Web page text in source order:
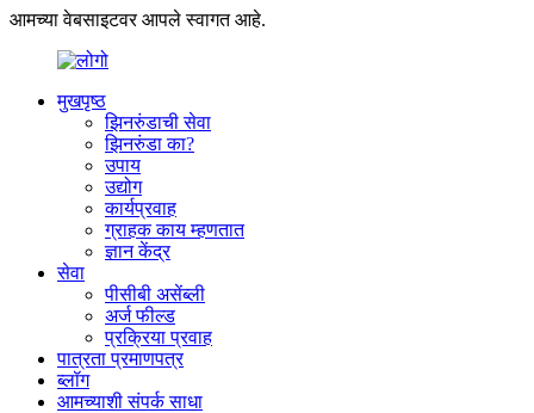
आमच्या वेबसाइटवर आपले स्वागत आहे.
मुखपृष्ठ
झिनरुंडाची सेवा
झिनरुंडा का?
उपाय
उद्योग
कार्यप्रवाह
ग्राहक काय म्हणतात
ज्ञान केंद्र
सेवा
पीसीबी असेंब्ली
अर्ज फील्ड
प्रक्रिया प्रवाह
पात्रता प्रमाणपत्र
ब्लॉग
आमच्याशी संपर्क साधा